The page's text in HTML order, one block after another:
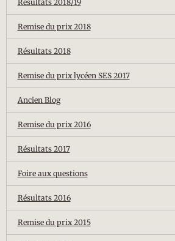
Résultats 2018/19
Remise du prix 2018
Résultats 2018
Remise du prix lycéen SES 2017
Ancien Blog
Remise du prix 2016
Résultats 2017
Foire aux questions
Résultats 2016
Remise du prix 2015